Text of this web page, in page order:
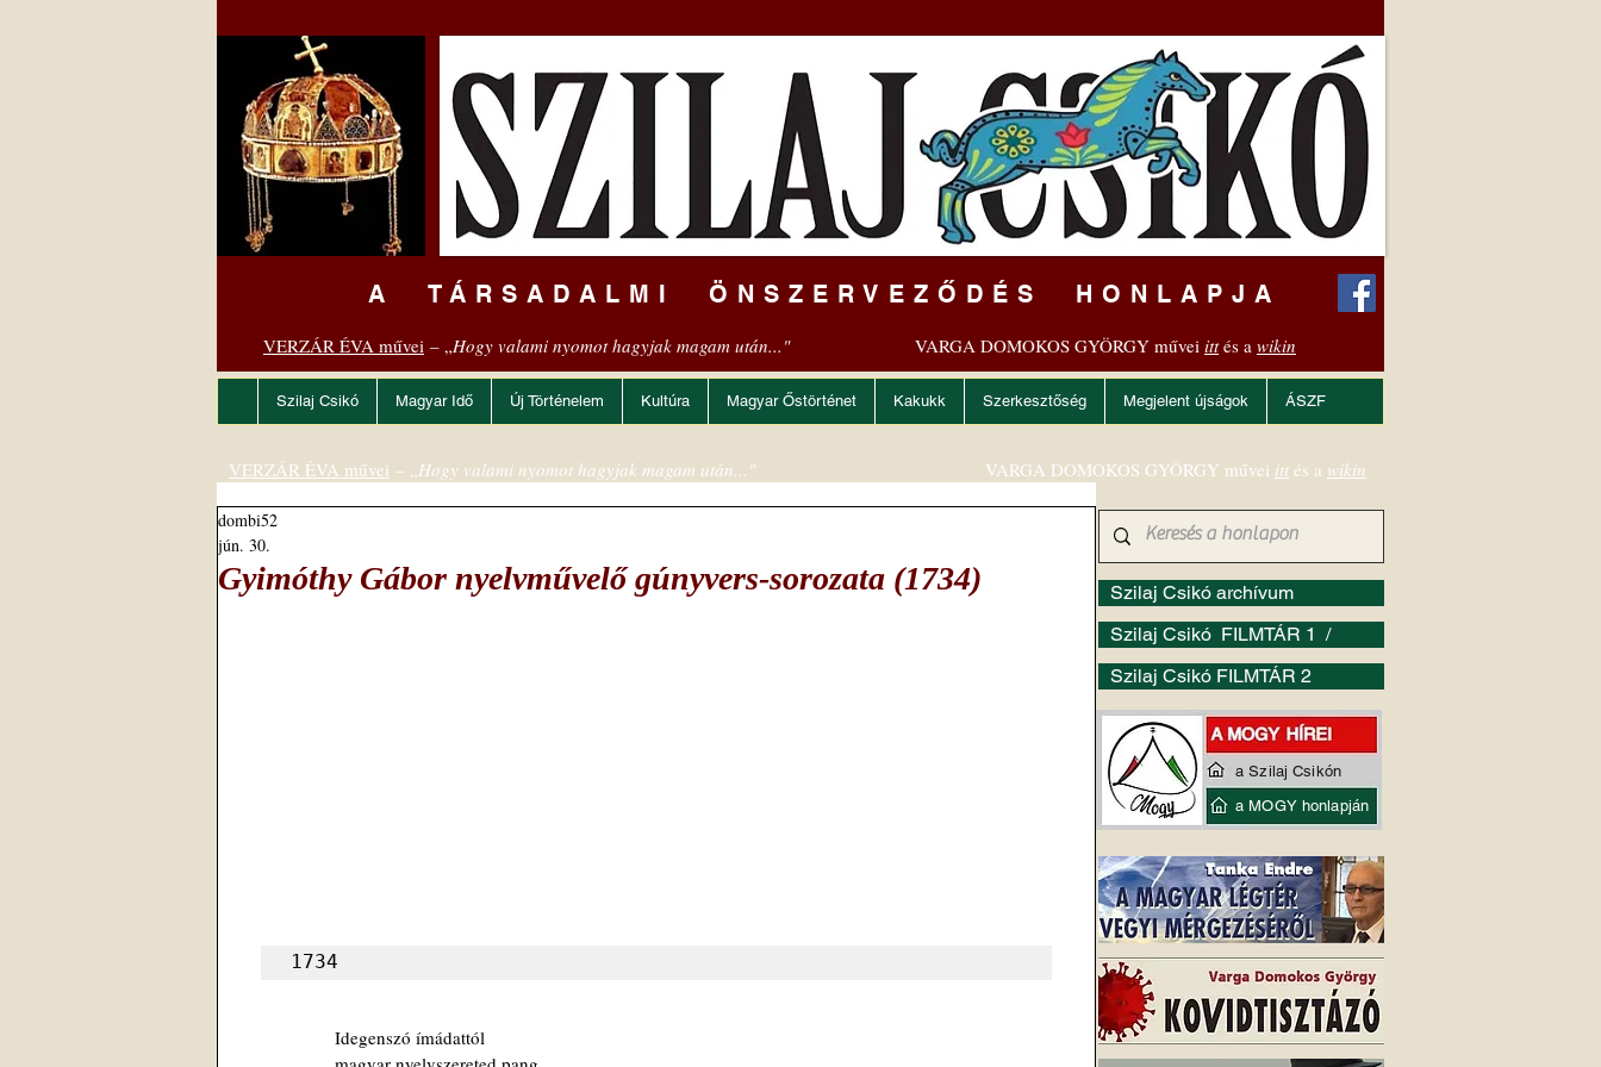
A TÁRSADALMI ÖNSZERVEZŐDÉS HONLAPJA
VERZÁR ÉVA művei – „Hogy valami nyomot hagyjak magam után..." VARGA DOMOKOS GYÖRGY művei ittés a wikin
Szilaj Csikó Magyar Idő Új Történelem Kultúra Magyar Őstörténet Kakukk Szerkesztőség Megjelent újságok ÁSZF
Gyimóthy Gábor nyelvművelő gúnyvers-sorozata (1734)
dombi52
jún. 30.
1734
Idegenszó ímádattól
Szilaj Csikó archívum
Szilaj Csikó FILMTÁR 1 /
Szilaj Csikó FILMTÁR 2
VERZÁR ÉVA művei – „Hogy valami nyomot hagyjak magam után..." VARGA DOMOKOS GYÖRGY művei itt és a wikin
a Szilaj Csikón
a MOGY honlapján